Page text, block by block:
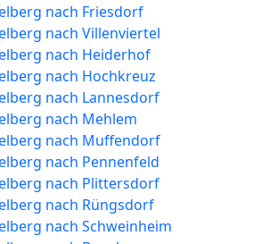
nach Friesdorf
nach Villenviertel
nach Heiderhof
nach Hochkreuz
nach Lannesdorf
nach Mehlem
nach Muffendorf
nach Pennenfeld
nach Plittersdorf
nach Rüngsdorf
nach Schweinheim